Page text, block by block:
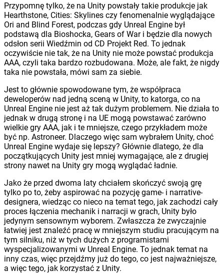
Przypomnę tylko, że na Unity powstały takie produkcje jak
Hearthstone, Cities: Skylines czy fenomenalnie wyglądające
Ori and Blind Forest, podczas gdy Unreal Engine był
podstawą dla Bioshocka, Gears of War i będzie dla nowych
odsłon serii Wiedźmin od CD Projekt Red. To jednak
oczywiście nie tak, że na Unity nie może powstać produkcja
AAA, czyli taka bardzo rozbudowana. Może, ale fakt, że nigdy
taka nie powstała, mówi sam za siebie.
Jest to głównie spowodowane tym, że współpraca
deweloperów nad jedną sceną w Unity, to katorga, co na
Unreal Engine nie jest aż tak dużym problemem. Nie działa to
jednak w drugą stronę i na UE mogą powstawać zarówno
wielkie gry AAA, jak i te mniejsze, czego przykładem może
być np. Astroneer. Dlaczego więc sam wybrałem Unity, choć
Unreal Engine wydaje się lepszy? Głównie dlatego, że dla
początkujących Unity jest mniej wymagające, ale z drugiej
strony nawet na Unity gry mogą wyglądać ładnie.
Jako że przed dwoma laty chciałem skończyć swoją grę
tylko po to, żeby aspirować na pozycję game- i narrative-
designera, wiedząc co nieco na temat tego, jak zachodzi cały
proces łączenia mechanik i narracji w grach, Unity było
jedynym sensownym wyborem. Zwłaszcza że zwyczajnie
łatwiej jest znaleźć pracę w mniejszym studiu pracującym na
tym silniku, niż w tych dużych z programistami
wyspecjalizowanymi w Unreal Engine. To jednak temat na
inny czas, więc przejdźmy już do tego, co jest najważniejsze,
a więc tego, jak korzystać z Unity.